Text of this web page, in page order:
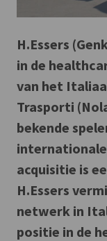
H.Essers
in de
van het
Trasporti
bekende
acquisitie is
H.Essers
netwerk in
positie in de